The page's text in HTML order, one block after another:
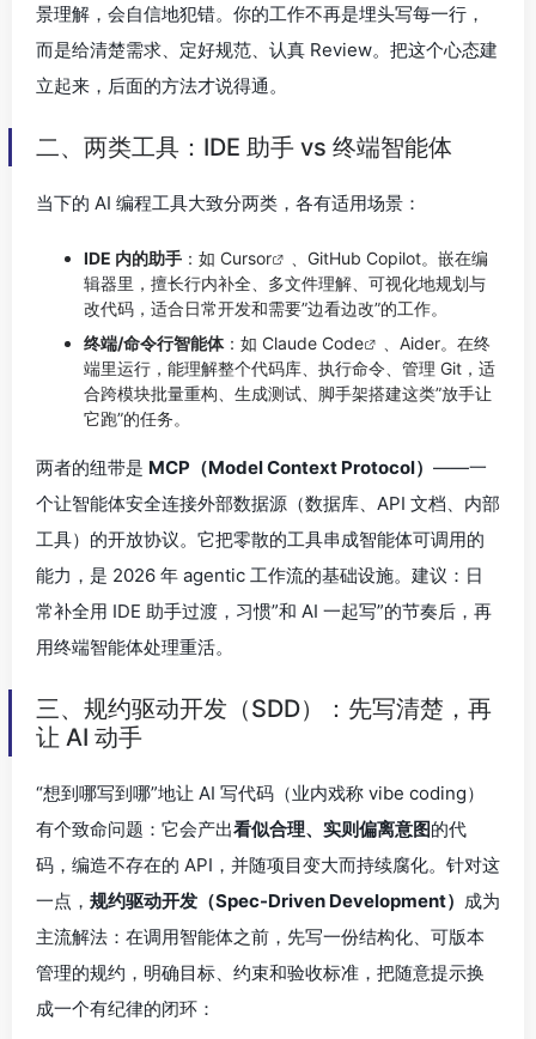
景理解，会自信地犯错。你的工作不再是埋头写每一行，
而是给清楚需求、定好规范、认真 Review。把这个心态建
立起来，后面的方法才说得通。
二、两类工具：IDE 助手 vs 终端智能体
当下的 AI 编程工具大致分两类，各有适用场景：
IDE 内的助手 ：如 Cursor
、GitHub Copilot。嵌在编
辑器里，擅长行内补全、多文件理解、可视化地规划与
改代码，适合日常开发和需要”边看边改”的工作。
终端/命令行智能体：如 Claude Code
、Aider。在终
端里运行，能理解整个代码库、执行命令、管理 Git，适
合跨模块批量重构、生成测试、脚手架搭建这类”放手让
它跑”的任务。
两者的纽带是 MCP（Model Context Protocol） ——一
个让智能体安全连接外部数据源（数据库、API 文档、内部
工具）的开放协议。它把零散的工具串成智能体可调用的
能力，是 2026 年 agentic 工作流的基础设施。建议：日
常补全用 IDE 助手过渡，习惯”和 AI 一起写”的节奏后，再
用终端智能体处理重活。
三、规约驱动开发（SDD）：先写清楚，再
让 AI 动手
“想到哪写到哪”地让 AI 写代码（业内戏称 vibe coding）
有个致命问题：它会产出看似合理、实则偏离意图的代
码，编造不存在的 API，并随项目变大而持续腐化。针对这
一点， 规约驱动开发（Spec-Driven Development） 成为
主流解法：在调用智能体之前，先写一份结构化、可版本
管理的规约，明确目标、约束和验收标准，把随意提示换
成一个有纪律的闭环：